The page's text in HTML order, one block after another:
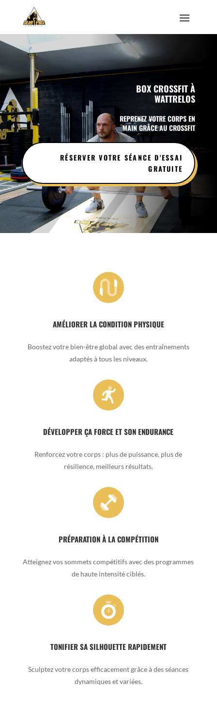
BOX CROSSFIT À
WATTRELOS
REPRENEZ VOTRE CORPS EN
MAIN GRÂCE AU CROSSFIT
RÉSERVER VOTRE SÉANCE D'ESSAI
GRATUITE
AMÉLIORER LA CONDITION PHYSIQUE
Boostez votre bien-être global avec des entraînements
adaptés à tous les niveaux.
DÉVELOPPER ÇA FORCE ET SON ENDURANCE
Renforcez votre corps : plus de puissance, plus de
résilience, meilleurs résultats.
PRÉPARATION À LA COMPÉTITION
Atteignez vos sommets compétitifs avec des programmes
de haute intensité ciblés.
TONIFIER SA SILHOUETTE RAPIDEMENT
Sculptez votre corps efficacement grâce à des séances
dynamiques et variées.